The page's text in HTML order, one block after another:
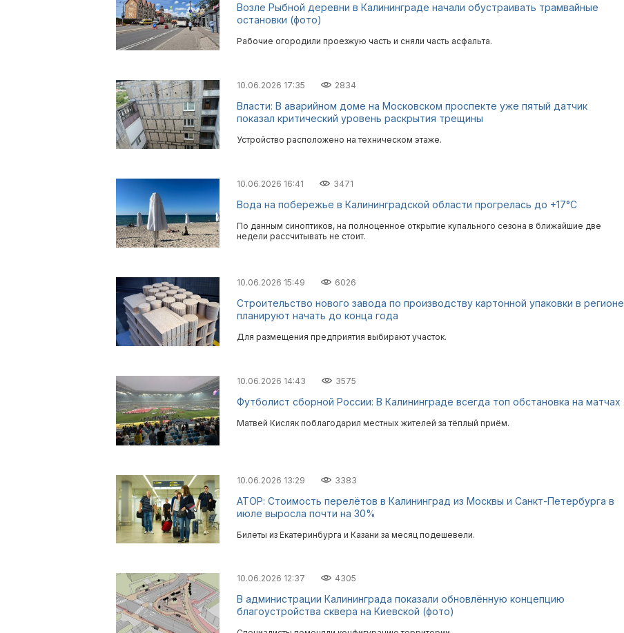
Возле Рыбной деревни в Калининграде начали обустраивать трамвайные
остановки (фото)
Рабочие огородили проезжую часть и сняли часть асфальта.
10.06.2026 17:35 2834
Власти: В аварийном доме на Московском проспекте уже пятый датчик
показал критический уровень раскрытия трещины
Устройство расположено на техническом этаже.
10.06.2026 16:41 3471
Вода на побережье в Калининградской области прогрелась до +17°С
По данным синоптиков, на полноценное открытие купального сезона в ближайшие две
недели рассчитывать не стоит.
10.06.2026 15:49 6026
Строительство нового завода по производству картонной упаковки в регионе
планируют начать до конца года
Для размещения предприятия выбирают участок.
10.06.2026 14:43 3575
Футболист сборной России: В Калининграде всегда топ обстановка на матчах
Матвей Кисляк поблагодарил местных жителей за тёплый приём.
10.06.2026 13:29 3383
АТОР: Стоимость перелётов в Калининград из Москвы и Санкт-Петербурга в
июле выросла почти на 30%
Билеты из Екатеринбурга и Казани за месяц подешевели.
10.06.2026 12:37 4305
В администрации Калининграда показали обновлённую концепцию
благоустройства сквера на Киевской (фото)